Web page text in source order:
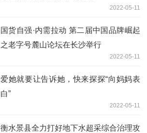
2022-05-11
国货自强·内需拉动 第二届中国品牌崛起
之老字号麓山论坛在长沙举行
2022-05-11
爱她就要让告诉她，快来探探“向妈妈表
白”
2022-05-11
衡水景县全力打好地下水超采综合治理攻